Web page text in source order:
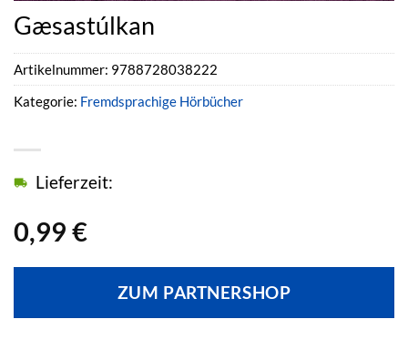
Gæsastúlkan
0,99 €
Lieferzeit:
ZUM PARTNERSHOP
Artikelnummer: 9788728038222
Kategorie: Fremdsprachige Hörbücher